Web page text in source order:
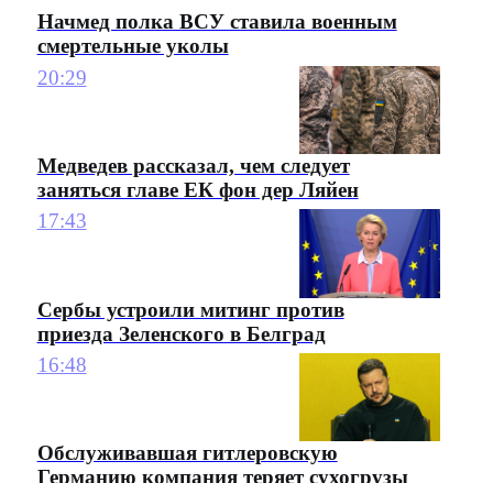
Начмед полка ВСУ ставила военным
смертельные уколы
20:29
Медведев рассказал, чем следует
заняться главе ЕК фон дер Ляйен
17:43
Сербы устроили митинг против
приезда Зеленского в Белград
16:48
Обслуживавшая гитлеровскую
Германию компания теряет сухогрузы